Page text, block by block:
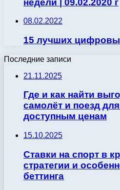
08.02.2022
15 лучших
Последние записи
21.11.2025
Где и как найти
самолёт и поезд
доступным ценам
15.10.2025
Ставки на спорт в
стратегии и
беттинга